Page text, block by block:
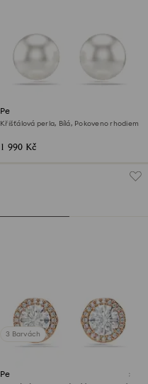
Peckové náušnice Matrix
Křišťálová perla, Bílá, Pokoveno rhodiem
1 990 Kč
3 Barvách
Peckové náušnice Una Angelic